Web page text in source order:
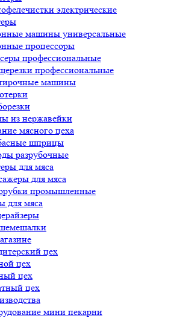
электрические
машины универсальные
процессоры
профессиональные
профессиональные
машины
из нержавейки
мясного цеха
шприцы
разрубочные
для мяса
для мяса
промышленные
для мяса
цех
цех
цех
цех
мини пекарни